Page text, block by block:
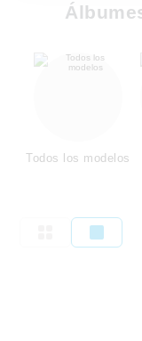
Todos los modelos